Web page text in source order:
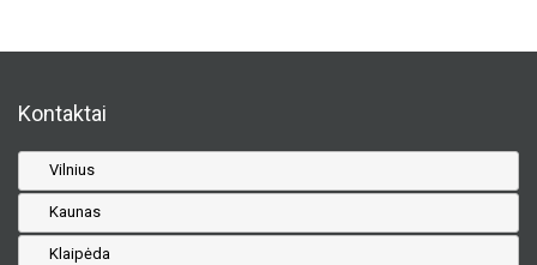
Kontaktai
Vilnius
Kaunas
Klaipėda